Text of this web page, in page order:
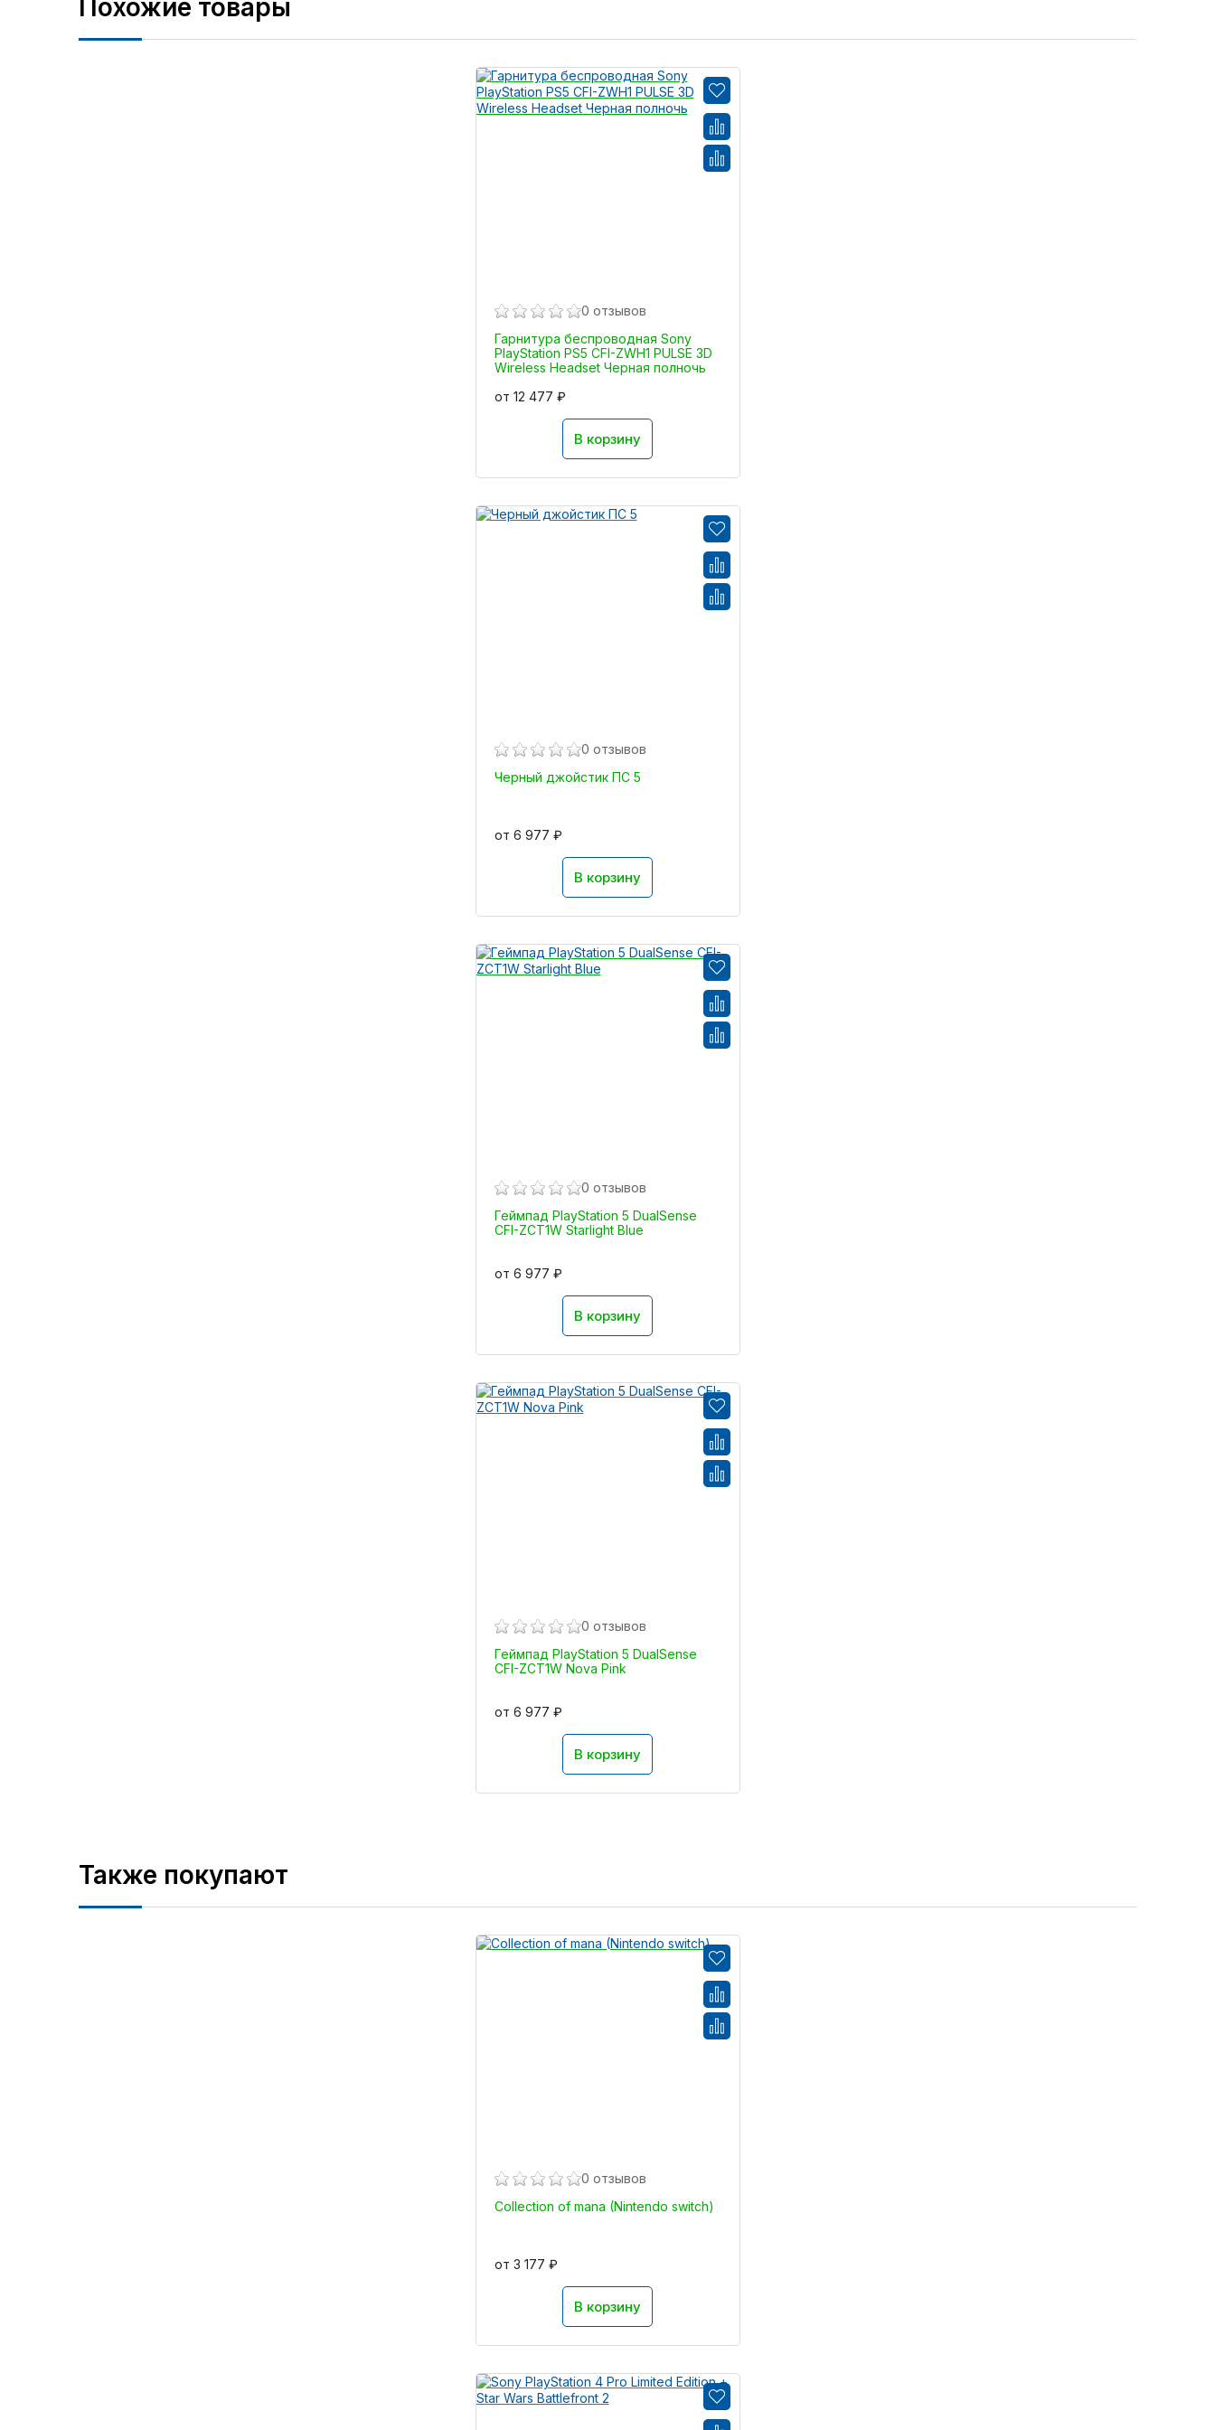
Похожие товары
0 отзывов
Гарнитура беспроводная Sony
PlayStation PS5 CFI-ZWH1 PULSE 3D
Wireless Headset Черная полночь
от 12 477 ₽
В корзину
0 отзывов
Черный джойстик ПС 5
от 6 977 ₽
В корзину
0 отзывов
Геймпад PlayStation 5 DualSense
CFI-ZCT1W Starlight Blue
от 6 977 ₽
В корзину
0 отзывов
Геймпад PlayStation 5 DualSense
CFI-ZCT1W Nova Pink
от 6 977 ₽
В корзину
Также покупают
0 отзывов
Collection of mana (Nintendo switch)
от 3 177 ₽
В корзину